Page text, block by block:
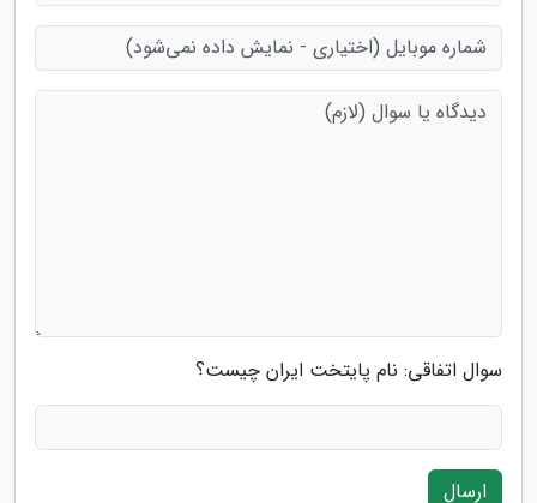
سوال اتفاقی: نام پایتخت ایران چیست؟
ارسال